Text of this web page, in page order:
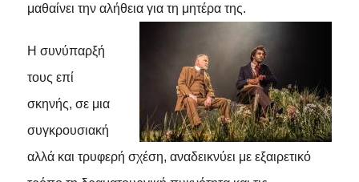
μαθαίνει την αλήθεια για τη μητέρα της.
Η συνύπαρξή
τους επί
σκηνής, σε μια
συγκρουσιακή
αλλά και τρυφερή σχέση, αναδεικνύει με εξαιρετικό